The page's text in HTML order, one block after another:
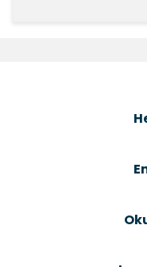
Ürün
Ürün fiyatı diğer